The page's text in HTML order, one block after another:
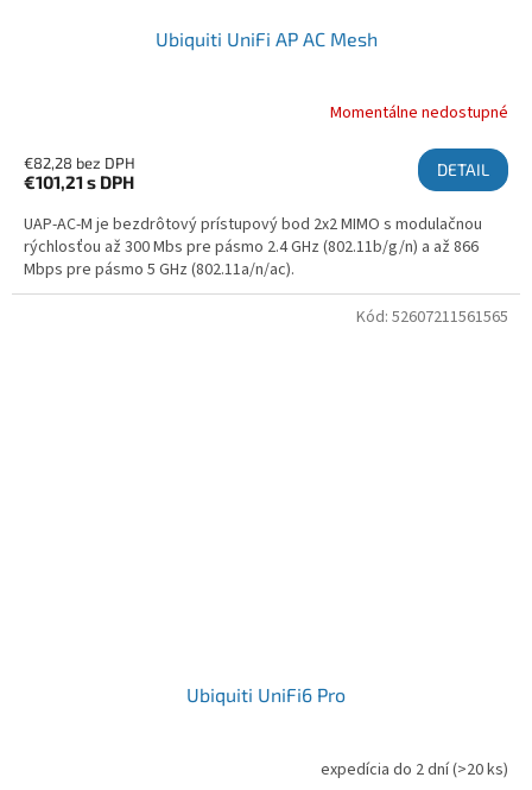
Ubiquiti UniFi AP AC Mesh
Momentálne nedostupné
€82,28 bez DPH
€101,21 s DPH
DETAIL
UAP-AC-M je bezdrôtový prístupový bod 2x2 MIMO s modulačnou
rýchlosťou až 300 Mbs pre pásmo 2.4 GHz (802.11b/g/n) a až 866
Mbps pre pásmo 5 GHz (802.11a/n/ac).
Ubiquiti UniFi6 Pro
expedícia do 2 dní(>20 ks)
Kód: 52607211561565